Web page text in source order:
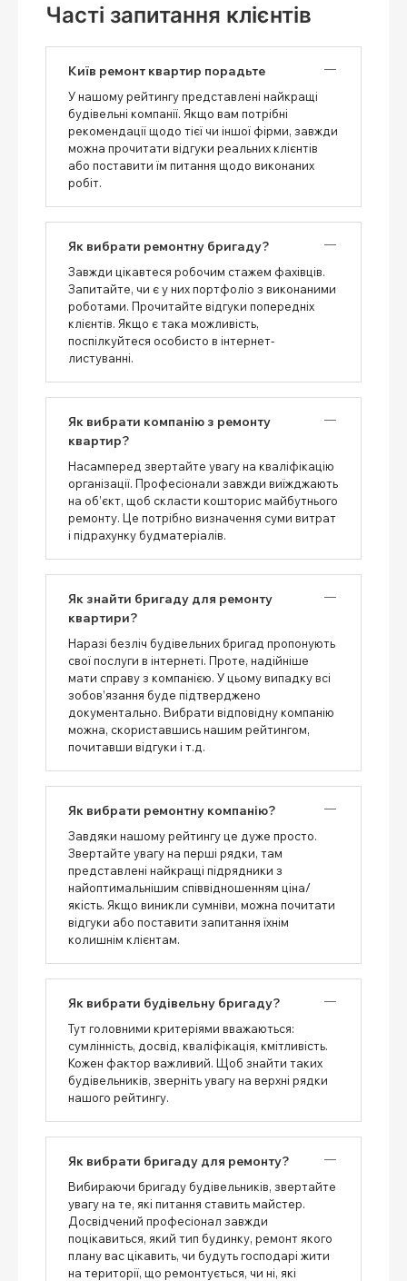
Часті запитання клієнтів
Київ ремонт квартир порадьте
У нашому рейтингу представлені найкращі
будівельні компанії. Якщо вам потрібні
рекомендації щодо тієї чи іншої фірми, завжди
можна прочитати відгуки реальних клієнтів
або поставити їм питання щодо виконаних
робіт.
Як вибрати ремонтну бригаду?
Завжди цікавтеся робочим стажем фахівців.
Запитайте, чи є у них портфоліо з виконаними
роботами. Прочитайте відгуки попередніх
клієнтів. Якщо є така можливість,
поспілкуйтеся особисто в інтернет-
листуванні.
Як вибрати компанію з ремонту
квартир?
Насамперед звертайте увагу на кваліфікацію
організації. Професіонали завжди виїжджають
на об’єкт, щоб скласти кошторис майбутнього
ремонту. Це потрібно визначення суми витрат
і підрахунку будматеріалів.
Як знайти бригаду для ремонту
квартири?
Наразі безліч будівельних бригад пропонують
свої послуги в інтернеті. Проте, надійніше
мати справу з компанією. У цьому випадку всі
зобов’язання буде підтверджено
документально. Вибрати відповідну компанію
можна, скориставшись нашим рейтингом,
почитавши відгуки і т.д.
Як вибрати ремонтну компанію?
Завдяки нашому рейтингу це дуже просто.
Звертайте увагу на перші рядки, там
представлені найкращі підрядники з
найоптимальнішим співвідношенням ціна/
якість. Якщо виникли сумніви, можна почитати
відгуки або поставити запитання їхнім
колишнім клієнтам.
Як вибрати будівельну бригаду?
Тут головними критеріями вважаються:
сумлінність, досвід, кваліфікація, кмітливість.
Кожен фактор важливий. Щоб знайти таких
будівельників, зверніть увагу на верхні рядки
нашого рейтингу.
Як вибрати бригаду для ремонту?
Вибираючи бригаду будівельників, звертайте
увагу на те, які питання ставить майстер.
Досвідчений професіонал завжди
поцікавиться, який тип будинку, ремонт якого
плану вас цікавить, чи будуть господарі жити
на території, що ремонтується, чи ні, які